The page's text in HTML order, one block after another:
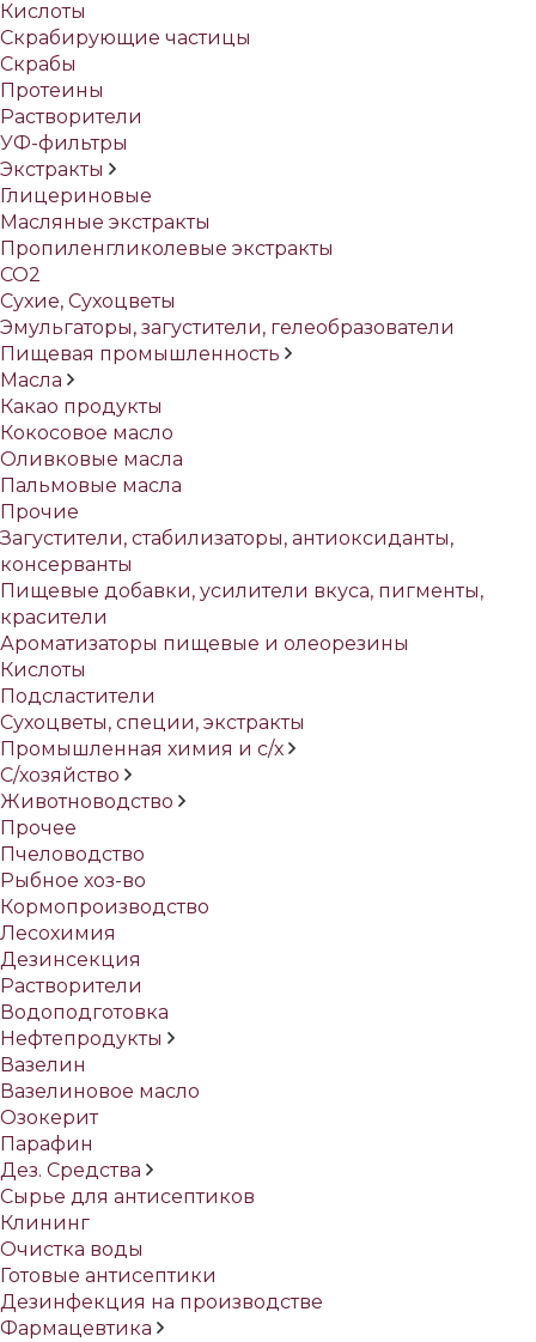
Кислоты
Скрабирующие частицы
Скрабы
Протеины
Растворители
УФ-фильтры
Экстракты
Глицериновые
Масляные экстракты
Пропиленгликолевые экстракты
СО2
Сухие, Сухоцветы
Эмульгаторы, загустители, гелеобразователи
Пищевая промышленность
Масла
Какао продукты
Кокосовое масло
Оливковые масла
Пальмовые масла
Прочие
Загустители, стабилизаторы, антиоксиданты,
консерванты
Пищевые добавки, усилители вкуса, пигменты,
красители
Ароматизаторы пищевые и олеорезины
Кислоты
Подсластители
Сухоцветы, специи, экстракты
Промышленная химия и с/х
С/хозяйство
Животноводство
Прочее
Пчеловодство
Рыбное хоз-во
Кормопроизводство
Лесохимия
Дезинсекция
Растворители
Водоподготовка
Нефтепродукты
Вазелин
Вазелиновое масло
Озокерит
Парафин
Дез. Средства
Сырье для антисептиков
Клининг
Очистка воды
Готовые антисептики
Дезинфекция на производстве
Фармацевтика